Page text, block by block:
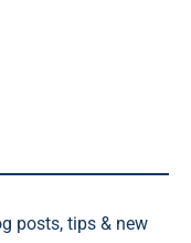
posts, tips & new